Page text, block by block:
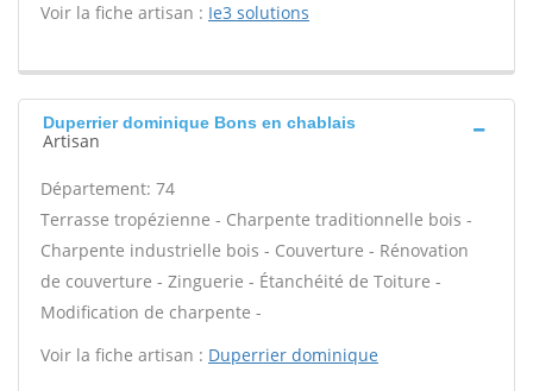
Voir la fiche artisan : Ie3 solutions
Duperrier dominique Bons en chablais
Artisan
Département: 74
Terrasse tropézienne - Charpente traditionnelle bois -
Charpente industrielle bois - Couverture - Rénovation
de couverture - Zinguerie - Étanchéité de Toiture -
Modification de charpente -
Voir la fiche artisan : Duperrier dominique